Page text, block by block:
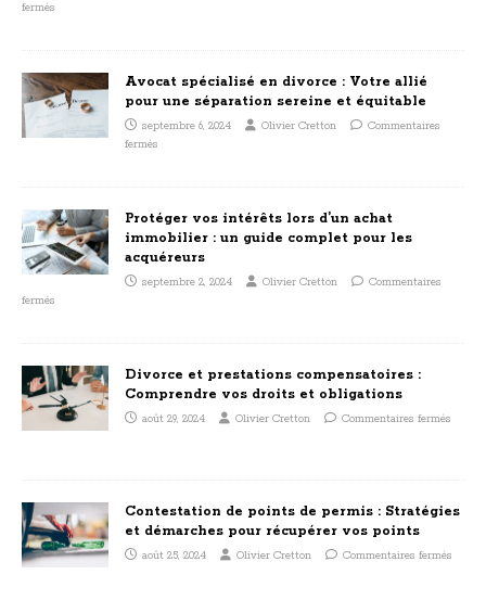
fermés
Avocat spécialisé en divorce : Votre allié
pour une séparation sereine et équitable
septembre 6, 2024 Olivier Cretton
Commentaires
fermés
Protéger vos intérêts lors d’un achat
immobilier : un guide complet pour les
acquéreurs
septembre 2, 2024 Olivier Cretton
Commentaires
fermés
Divorce et prestations compensatoires :
Comprendre vos droits et obligations
août 29, 2024 Olivier Cretton Commentaires fermés
Contestation de points de permis : Stratégies
et démarches pour récupérer vos points
août 25, 2024 Olivier Cretton Commentaires fermés